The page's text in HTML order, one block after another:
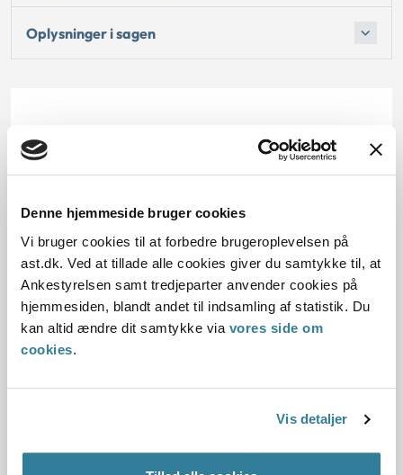
Denne hjemmeside bruger cookies
Vi bruger cookies til at forbedre brugeroplevelsen på
ast.dk. Ved at tillade alle cookies giver du samtykke til, at
Ankestyrelsen samt tredjeparter anvender cookies på
hjemmesiden, blandt andet til indsamling af statistik. Du
kan altid ændre dit samtykke via vores side om
cookies.
Vis detaljer
Oplysninger i sagen
30.06.2010
Offentliggørelsesdato
10.07.2013
Paragraf
§ 100